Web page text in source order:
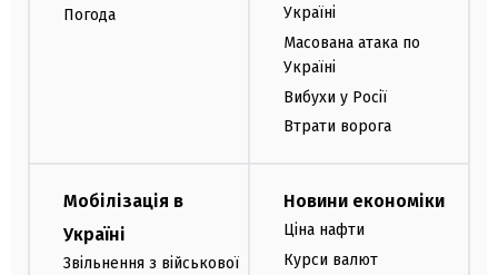
Погода
Україні
Масована атака по
Україні
Вибухи у Росії
Втрати ворога
Мобілізація в
Україні
Звільнення з військової
Новини економіки
Ціна нафти
Курси валют